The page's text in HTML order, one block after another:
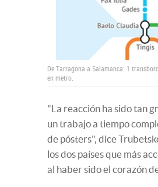
De Tarragona a Salamanca: 1
en metro.
"La reacción ha sido tan
un trabajo a tiempo
de pósters", dice
los dos países que más
al haber sido el corazón